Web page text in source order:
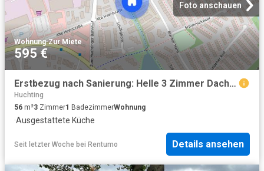
Foto anschauen
Wohnung·Zur Miete
595 €
Erstbezug nach Sanierung: Helle 3 Zimmer Dachgeschosswohnung in der Kirchhuchtinger Landstraße 146
Huchting
56 m²3 Zimmer1 BadezimmerWohnung
·Ausgestattete Küche
Seit letzter Woche bei Rentumo Details ansehen